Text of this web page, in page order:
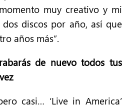
muy creativo y mi
discos por año, así que
años más”.
de nuevo todos tus
casi… ‘Live in America’